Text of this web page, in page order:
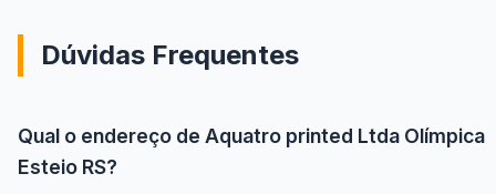
Dúvidas Frequentes
Qual o endereço de Aquatro printed Ltda Olímpica
Esteio RS?